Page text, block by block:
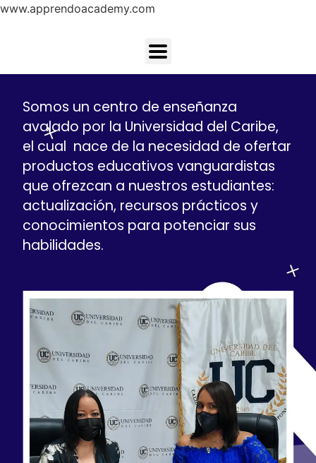
www.apprendoacademy.com
Somos un centro de enseñanza
avalado por la Universidad del Caribe,
el cual nace de la necesidad de ofertar
productos educativos vanguardistas
que ofrezcan a nuestros estudiantes:
actualización, recursos prácticos y
conocimientos para potenciar sus
habilidades.